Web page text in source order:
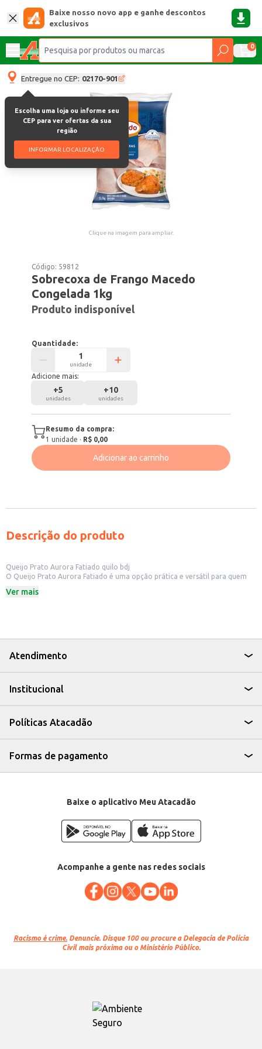
Baixe nosso novo app e ganhe descontos
exclusivos
0
Entregue no CEP: 02170-901
Escolha uma loja ou informe seu
CEP para ver ofertas da sua
região
INFORMAR LOCALIZAÇÃO
Clique na imagem para ampliar.
Código: 59812
Sobrecoxa de Frango Macedo
Congelada 1kg
Produto indisponível
Quantidade:
unidade
Adicione mais:
+5
unidades
+10
unidades
Resumo da compra:
1 unidade · R$ 0,00
Adicionar ao carrinho
Descrição do produto
Queijo Prato Aurora Fatiado quilo bdj
O Queijo Prato Aurora Fatiado é uma opção prática e versátil para quem
estabelecimentos comerciais que buscam agilidade no preparo de lanches e
Pode ser utilizado em tábuas de frios e petiscos.
Excelente para gratinar pratos e dar um toque especial às receitas.
Com o Queijo Prato Aurora Fatiado, você garante praticidade e sabor,
Ver mais
Atendimento
Institucional
Políticas Atacadão
Formas de pagamento
Baixe o aplicativo Meu Atacadão
Acompanhe a gente nas redes sociais
Racismo é crime. Denuncie. Disque 100 ou procure a Delegacia de Polícia
Civil mais próxima ou o Ministério Público.